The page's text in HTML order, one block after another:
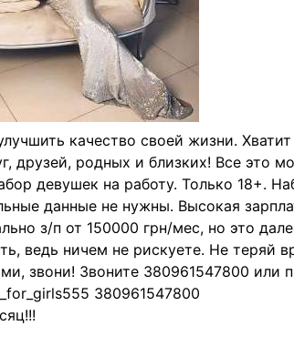
качество своей жизни. Хватит
друзей, родных и близких! Все это
девушек на работу. Только 18+.
данные не нужны. Высокая
з/п от 150000 грн/мес, но это
ведь ничем не рискуете. Не теряй
звони! Звоните 380961547800 или
380961547800